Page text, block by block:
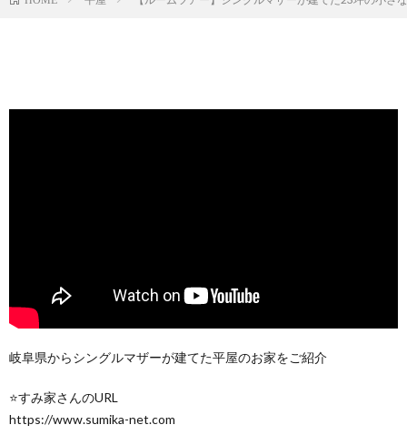
岐阜県からシングルマザーが建てた平屋のお家をご紹介
⭐すみ家さんのURL
https://www.sumika-net.com